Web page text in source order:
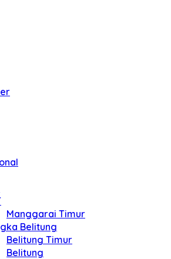
Manggarai Timur
Belitung
Belitung Timur
Belitung